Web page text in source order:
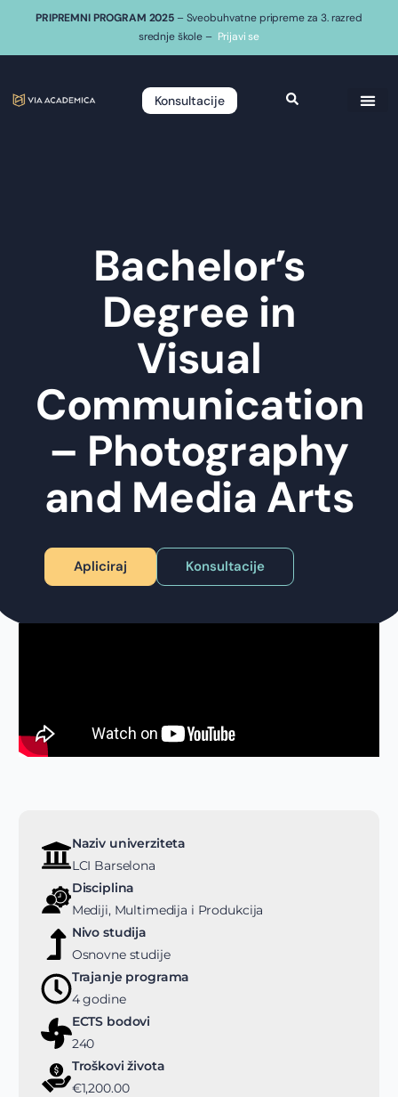
PRIPREMNI PROGRAM 2025 – Sveobuhvatne pripreme za 3. razred
srednje škole – Prijavi se
Konsultacije
Bachelor’s
Degree in
Visual
Communication
– Photography
and Media Arts
Apliciraj Konsultacije
Naziv univerziteta
LCI Barselona
Disciplina
Mediji, Multimedija i Produkcija
Nivo studija
Osnovne studije
Trajanje programa
4 godine
ECTS bodovi
240
Troškovi života
€1,200.00